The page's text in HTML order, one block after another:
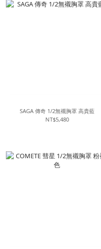
SAGA 傳奇 1/2無襯胸罩 高貴藍
NT$5,480